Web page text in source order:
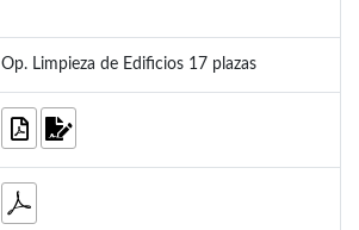
Op. Limpieza de Edificios 17 plazas